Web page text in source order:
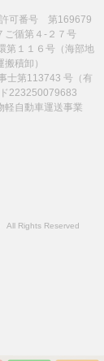
可番号 第169679
循第４-２７号
１１６号（海部地
積卸）
第113743 号（有
223250079683
自動車運送事業
All Rights Reserved